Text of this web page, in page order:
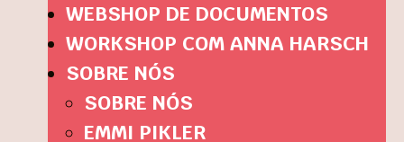
WEBSHOP DE DOCUMENTOS
WORKSHOP COM ANNA HARSCH
SOBRE NÓS
SOBRE NÓS
EMMI PIKLER